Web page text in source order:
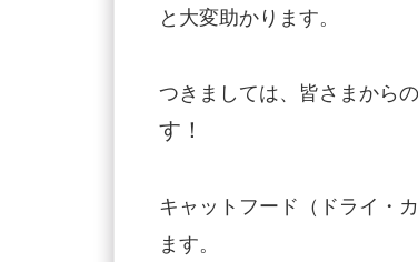
と大変助かります。
つきましては、皆さまから
す！
キャットフード（ドライ・
ます。